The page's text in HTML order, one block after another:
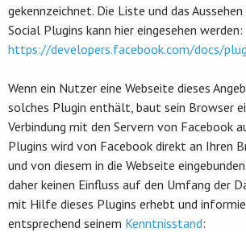
gekennzeichnet. Die Liste und das
Social Plugins kann hier eingesehen werden:
https://developers.facebook.com/docs/
Wenn ein Nutzer eine Webseite dieses
solches Plugin enthält, baut sein Browser
Verbindung mit den Servern von Facebook
Plugins wird von Facebook direkt an Ihren
und von diesem in die Webseite
daher keinen Einfluss auf den Umfang der
mit Hilfe dieses Plugins erhebt und
entsprechend seinem Kenntnisstand: